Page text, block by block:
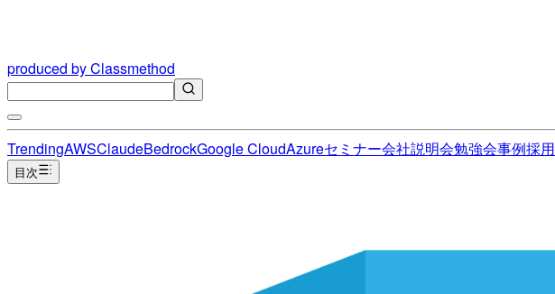
produced by Classmethod
TrendingAWSClaudeBedrockGoogle CloudAzureセミナー会社説明会勉強会事例採用
目次